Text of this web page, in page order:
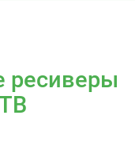
ресиверы